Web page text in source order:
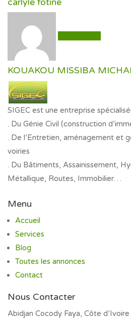
KOUAKOU MISSIBA
SIGEC est une entreprise
. Du Génie Civil (construction
. De l’Entretien, aménagement et
voiries
. Du Bâtiments, Assainissement,
Métallique, Routes, Immobilier…
Menu
Accueil
Services
Blog
Toutes les annonces
Contact
Nous Contacter
Abidjan Cocody Faya, Côte d’Ivoire